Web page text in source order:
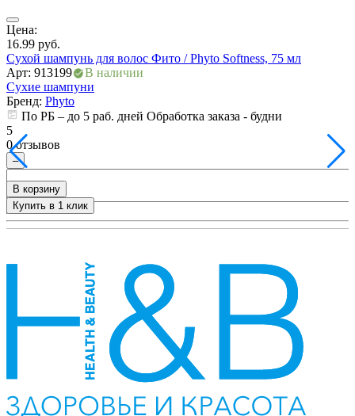
Цена:
16.99 руб.
Сухой шампунь для волос Фито / Phyto Softness, 75 мл
Арт: 913199
В наличии
Сухие шампуни
Бренд: Phyto
По РБ – до 5 раб. дней Обработка заказа - будни
5
0 отзывов
–
+
В корзину
Купить в 1 клик